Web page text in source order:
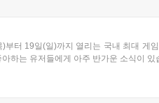
터 19일(일)까지 열리는 국내 최대 게
하는 유저들에게 아주 반가운 소식이 있